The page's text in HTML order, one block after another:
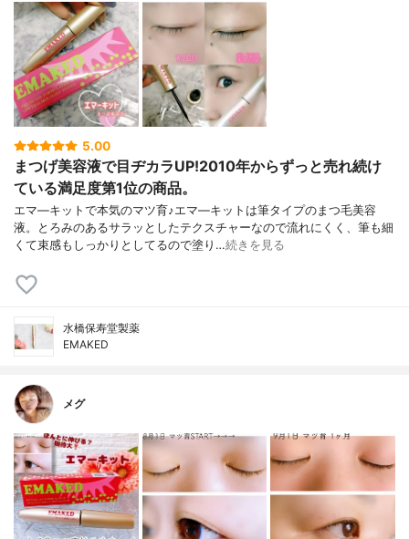
5.00
まつげ美容液で目ヂカラUP!2010年からずっと売れ続け
ている満足度第1位の商品。
エマ―キットで本気のマツ育♪エマ―キットは筆タイプのまつ毛美容
液。とろみのあるサラッとしたテクスチャーなので流れにくく、筆も細
くて束感もしっかりとしてるので塗り…続きを見る
水橋保寿堂製薬
EMAKED
メグ